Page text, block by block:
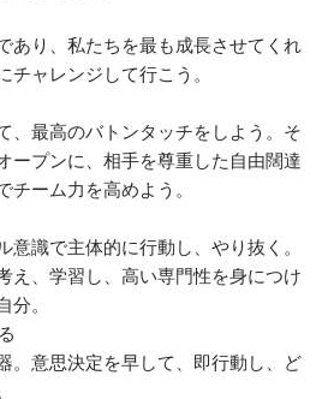
あり、私たちを最も成長させてくれ
ャレンジして行こう。
、最高のバトンタッチをしよう。そ
ープンに、相手を尊重した自由闊達
ーム力を高めよう。
識で主体的に行動し、やり抜く。
え、学習し、高い専門性を身につけ
。
。意思決定を早して、即行動し、ど